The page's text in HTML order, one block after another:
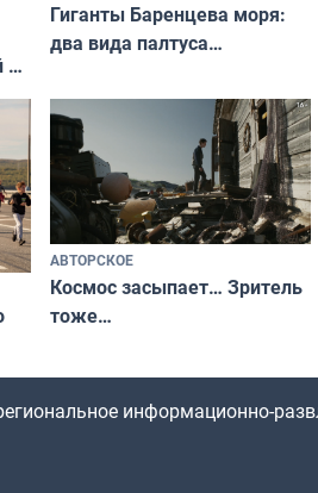
у
Гиганты Баренцева моря:
два вида палтуса
АВТОРСКОЕ
Космос засыпает… Зритель
тоже…
информационно-